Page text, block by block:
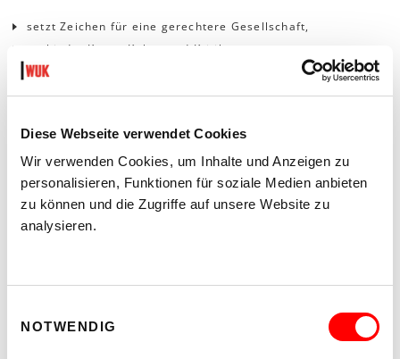
Diese Webseite verwendet Cookies
Wir verwenden Cookies, um Inhalte und Anzeigen zu
personalisieren, Funktionen für soziale Medien anbieten
zu können und die Zugriffe auf unsere Website zu
analysieren.
NOTWENDIG
setzt Zeichen für eine gerechtere Gesellschaft,
verbindet Kunst, Kultur und Kritik,
ist Ort zivilgesellschaftlichen Handelns,
der Selbstermächtigung,
Eine lebendige Stadt braucht Orte wie das WUK.
Das WUK braucht treue Freund*innen wie dich!
Spende gleich jetzt!
Kontakt